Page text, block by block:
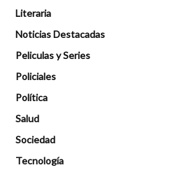
Literaria
Noticias Destacadas
Peliculas y Series
Policiales
Política
Salud
Sociedad
Tecnología